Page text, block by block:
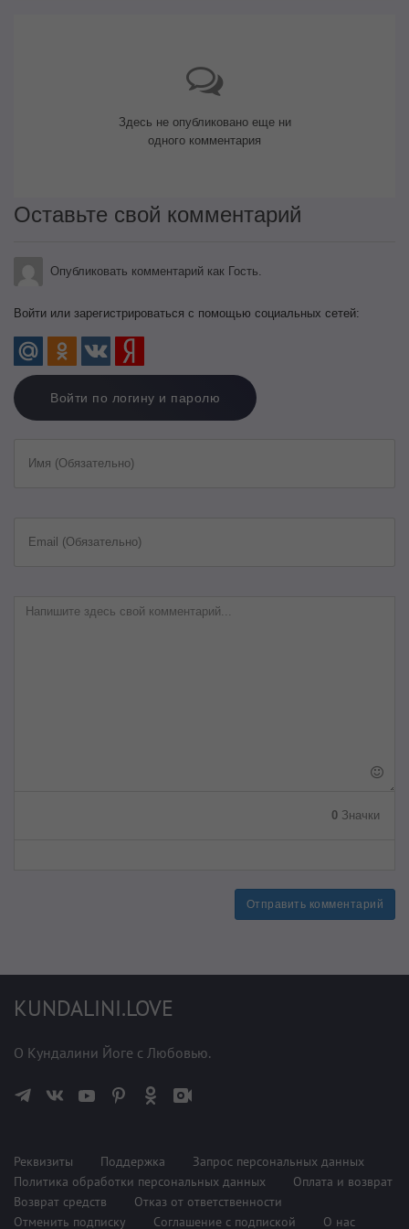
Здесь не опубликовано еще ни
одного комментария
Оставьте свой комментарий
Опубликовать комментарий как Гость.
Войти или зарегистрироваться с помощью социальных сетей:
Войти по логину и паролю
Имя (Обязательно)
Email (Обязательно)
0 Значки
Отправить комментарий
KUNDALINI.LOVE
О Кундалини Йоге с Любовью.
Реквизиты Поддержка
Запрос персональных данных
Политика обработки персональных данных
Оплата и возврат
Возврат средств
Отказ от ответственности
Отменить подписку
Соглашение с подпиской О нас